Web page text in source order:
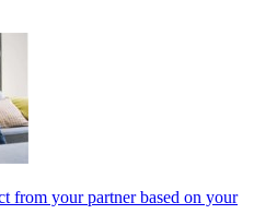
from your partner based on your